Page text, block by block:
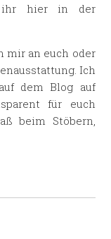
ihr hier in der
mir an euch oder
Ich
dem Blog auf
für euch
beim Stöbern,